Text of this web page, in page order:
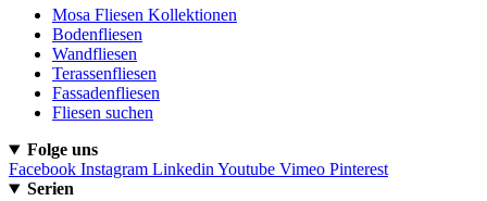
Mosa Fliesen Kollektionen
Bodenfliesen
Wandfliesen
Terassenfliesen
Fassadenfliesen
Fliesen suchen
Folge uns
Facebook Instagram Linkedin Youtube Vimeo Pinterest
Serien